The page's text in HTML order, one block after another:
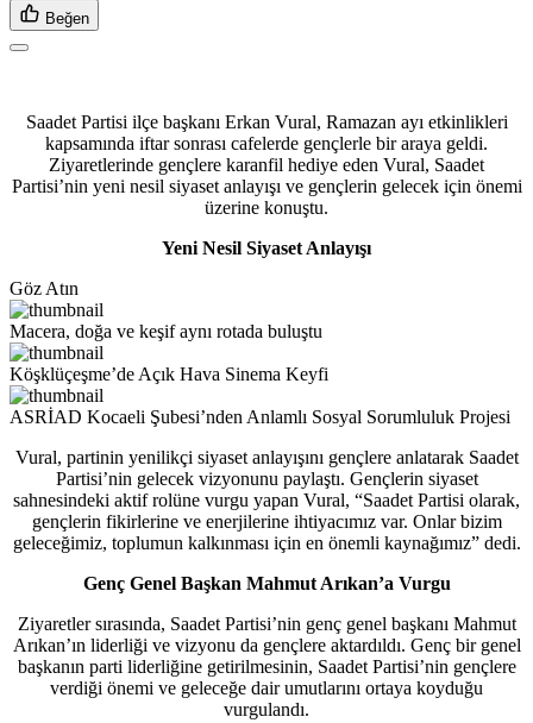
Beğen
Saadet Partisi ilçe başkanı Erkan Vural, Ramazan ayı etkinlikleri
kapsamında iftar sonrası cafelerde gençlerle bir araya geldi.
Ziyaretlerinde gençlere karanfil hediye eden Vural, Saadet
Partisi’nin yeni nesil siyaset anlayışı ve gençlerin gelecek için önemi
üzerine konuştu.
Yeni Nesil Siyaset Anlayışı
Göz Atın
Macera, doğa ve keşif aynı rotada buluştu
Köşklüçeşme’de Açık Hava Sinema Keyfi
ASRİAD Kocaeli Şubesi’nden Anlamlı Sosyal Sorumluluk Projesi
Vural, partinin yenilikçi siyaset anlayışını gençlere anlatarak Saadet
Partisi’nin gelecek vizyonunu paylaştı. Gençlerin siyaset
sahnesindeki aktif rolüne vurgu yapan Vural, “Saadet Partisi olarak,
gençlerin fikirlerine ve enerjilerine ihtiyacımız var. Onlar bizim
geleceğimiz, toplumun kalkınması için en önemli kaynağımız” dedi.
Genç Genel Başkan Mahmut Arıkan’a Vurgu
Ziyaretler sırasında, Saadet Partisi’nin genç genel başkanı Mahmut
Arıkan’ın liderliği ve vizyonu da gençlere aktardıldı. Genç bir genel
başkanın parti liderliğine getirilmesinin, Saadet Partisi’nin gençlere
verdiği önemi ve geleceğe dair umutlarını ortaya koyduğu
vurgulandı.